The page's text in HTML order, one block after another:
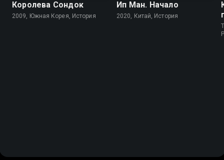
Королева Сондок
2009, Южная Корея, История
Ип Ман. Начало
2020, Китай, История